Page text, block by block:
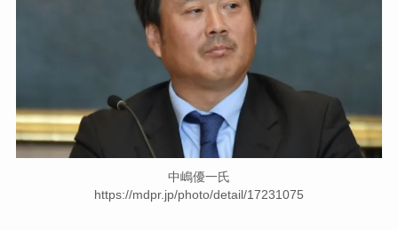
中嶋優一氏
https://mdpr.jp/photo/detail/17231075